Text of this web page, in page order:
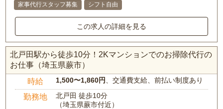
家事代行スタッフ募集
シフト自由
この求人の詳細を見る
北戸田駅から徒歩10分！2Kマンションでのお掃除代行の
お仕事（埼玉県蕨市）
時給 1,500〜1,860円 、交通費支給、前払い制度あり
勤務地
北戸田 徒歩10分
（埼玉県蕨市付近）